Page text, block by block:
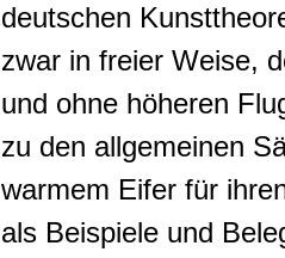
deutschen
zwar in freier Weise,
und ohne höheren
zu den allgemeinen
warmem Eifer für
als Beispiele und